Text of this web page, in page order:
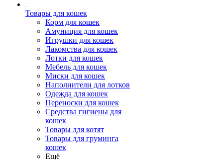
Товары для кошек
Корм для кошек
Амуниция для кошек
Игрушки для кошек
Лакомства для кошек
Лотки для кошек
Мебель для кошек
Миски для кошек
Наполнители для лотков
Одежда для кошек
Переноски для кошек
Средства гигиены для
кошек
Товары для котят
Товары для груминга
кошек
Ещё